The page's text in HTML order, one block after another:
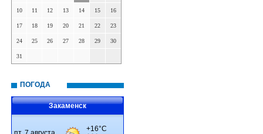
10 11 12 13 14 15 16
17 18 19 20 21 22 23
24 25 26 27 28 29 30
31
ПОГОДА
Закаменск